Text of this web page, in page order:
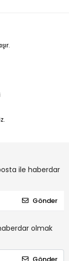
ile haberdar
Gönder
olmak